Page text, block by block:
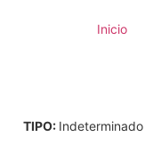
Inicio
TIPO: Indeterminado